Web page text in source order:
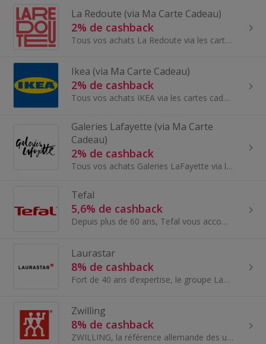
La Redoute (via Ma Carte Cadeau)
2% de cashback
Tous vos achats La Redoute via les cartes cadeaux Ma Carte Cadeau pour économiser un maximum sur vos achats en ligne comme en magasin - accessoires...
Ikea (via Ma Carte Cadeau)
2% de cashback
Tous vos achats IKEA via les cartes cadeaux Ma Carte Cadeau pour économiser un maximum sur vos achats en ligne comme en magasin - mobilier et décor...
Galeries Lafayette (via Ma Carte
Cadeau)
2% de cashback
Tous vos achats Galeries LaFayette via les cartes cadeaux Ma Carte Cadeau pour économiser un maximum sur vos achats en ligne comme en magasin. Du p...
Tefal
5,6% de cashback
Depuis plus de 60 ans, Tefal vous accompagne en inventant des solutions ingénieuses inspirées par votre quotidien. De la 1ère poêle anti-adhésive...
Laurastar
8% de cashback
Fort de 40 ans d’expertise, le groupe Laurastar est aujourd’hui l’un des leaders mondiaux des systèmes utilisant la vapeur. Du repassage au défroissag
Zwilling
8% de cashback
ZWILLING, la référence allemande des ustensiles de cuisine dans le monde entier. Depuis 1731, nous imaginons et fabriquons des produits haut de gamme